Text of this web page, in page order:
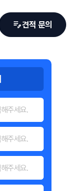
edit_note견적 문의